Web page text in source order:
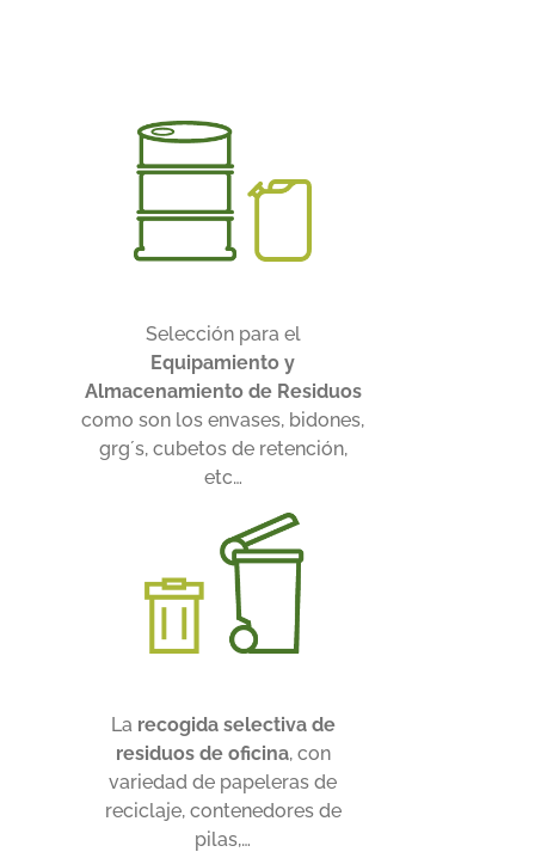
Selección para el
Equipamiento y
Almacenamiento de Residuos
como son los envases, bidones,
grg´s, cubetos de retención,
etc…
La recogida selectiva de
residuos de oficina, con
variedad de papeleras de
reciclaje, contenedores de
pilas,…